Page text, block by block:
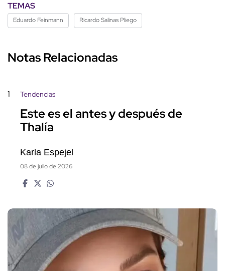
TEMAS
Eduardo Feinmann Ricardo Salinas Pliego
Notas Relacionadas
1 Tendencias
Este es el antes y después de
Thalía
Karla Espejel
08 de julio de 2026